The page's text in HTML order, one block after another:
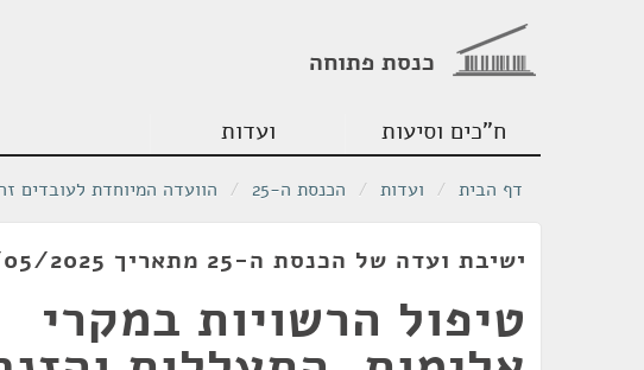
כנסת פתוחה
ח"כים וסיעות ועדות
דף הבית / ועדות / הכנסת ה-25 / הוועדה המיוחדת לעובדים
ישיבת ועדה של הכנסת ה-25 מתאריך 27/05/2025
טיפול הרשויות במקרי